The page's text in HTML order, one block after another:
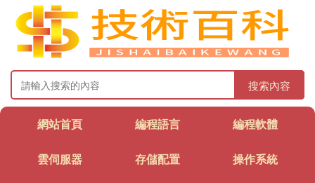
搜索內容
網站首頁 編程語言 編程軟體
雲伺服器 存儲配置 操作系統